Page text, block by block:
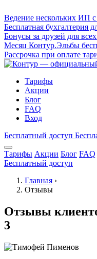
Ведение нескольких ИП
Бесплатная бухгалтерия
Бонусы за друзей для
Месяц Контур.Эльбы
Рассрочка при оплате
Тарифы
Акции
Блог
FAQ
Вход
Бесплатный доступ
Тарифы Акции Блог FAQ
Бесплатный доступ
Главная ›
Отзывы
Отзывы
3